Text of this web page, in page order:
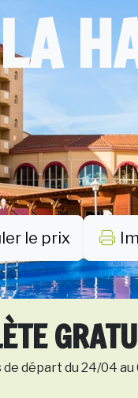
le prix
départ du 24/04